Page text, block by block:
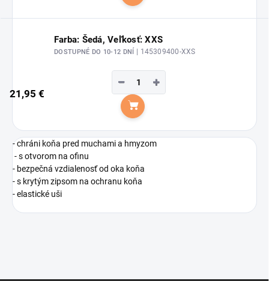
Farba: Šedá, Veľkosť: XXS
DOSTUPNÉ DO 10-12 DNÍ | 145309400-XXS
21,95 €
+
−
Do košíka
- chráni koňa pred muchami a hmyzom
- s otvorom na ofinu
- bezpečná vzdialenosť od oka koňa
- s krytým zipsom na ochranu koňa
- elastické uši